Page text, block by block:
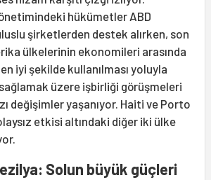
hükümetler ABD
şirketlerden destek alırken, son
ülkelerinin ekonomileri arasında
iyi şekilde kullanılması yoluyla
üzere işbirliği görüşmeleri
değişimler yaşanıyor. Haiti ve Porto
etkisi altındaki diğer iki ülke
Solun büyük güçleri